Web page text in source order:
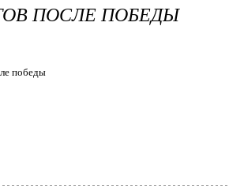
ПОСЛЕ ПОБЕДЫ
победы